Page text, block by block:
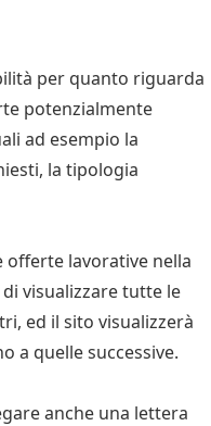
per quanto riguarda
potenzialmente
ad esempio la
la tipologia
lavorative nella
visualizzare tutte le
ed il sito visualizzerà
a quelle successive.
anche una lettera